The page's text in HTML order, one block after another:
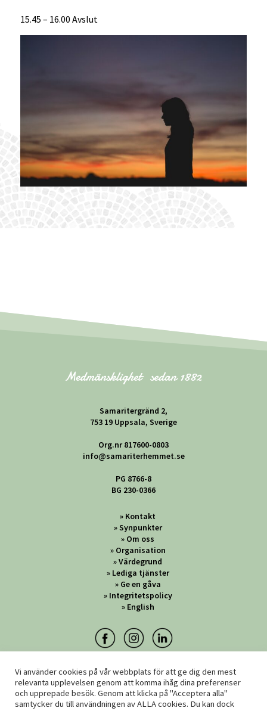
15.45 – 16.00 Avslut
Samaritergränd 2,
753 19 Uppsala, Sverige
Org.nr 817600-0803
info@samariterhemmet.se
PG 8766-8
BG 230-0366
Kontakt
Synpunkter
Om oss
Organisation
Värdegrund
Lediga tjänster
Ge en gåva
Integritetspolicy
English
Vi använder cookies på vår webbplats för att ge dig den mest
relevanta upplevelsen genom att komma ihåg dina preferenser
och upprepade besök. Genom att klicka på "Acceptera alla"
samtycker du till användningen av ALLA cookies. Du kan dock